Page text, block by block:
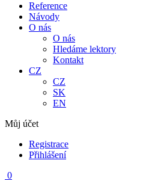
Reference
Návody
O nás
O nás
Hledáme lektory
Kontakt
CZ
CZ
SK
EN
Můj účet
Registrace
Přihlášení
0